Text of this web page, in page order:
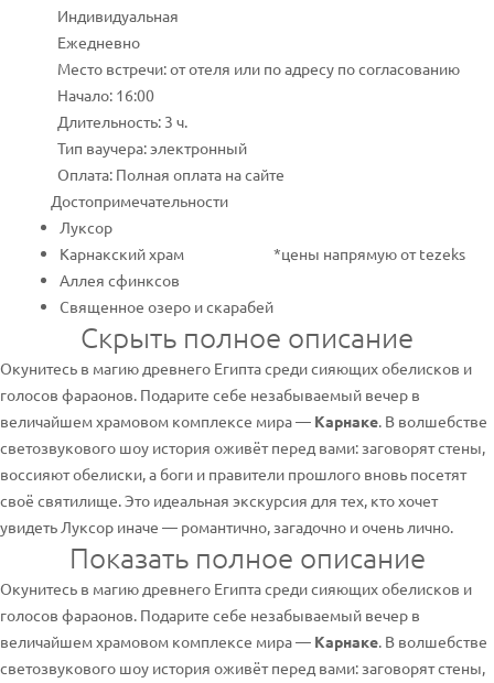
Индивидуальная
Ежедневно
Место встречи: от отеля или по адресу по согласованию
Начало: 16:00
Длительность: 3 ч.
Тип ваучера: электронный
Оплата: Полная оплата на сайте
Достопримечательности
Луксор
Карнакский храм
Аллея сфинксов
Священное озеро и скарабей
*цены напрямую от tezeks
Скрыть полное описание
Окунитесь в магию древнего Египта среди сияющих обелисков и
голосов фараонов. Подарите себе незабываемый вечер в
величайшем храмовом комплексе мира — Карнаке. В волшебстве
светозвукового шоу история оживёт перед вами: заговорят стены,
воссияют обелиски, а боги и правители прошлого вновь посетят
своё святилище. Это идеальная экскурсия для тех, кто хочет
увидеть Луксор иначе — романтично, загадочно и очень лично.
Показать полное описание
Окунитесь в магию древнего Египта среди сияющих обелисков и
голосов фараонов. Подарите себе незабываемый вечер в
величайшем храмовом комплексе мира — Карнаке. В волшебстве
светозвукового шоу история оживёт перед вами: заговорят стены,